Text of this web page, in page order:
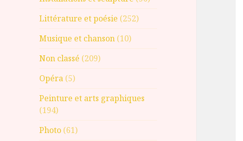
Littérature et poésie (252)
Musique et chanson (10)
Non classé (209)
Opéra (5)
Peinture et arts graphiques
(194)
Photo (61)